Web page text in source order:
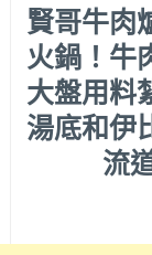
賢哥牛肉
火鍋！牛
大盤用料
湯底和伊
流